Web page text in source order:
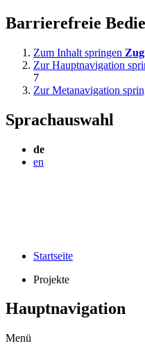
Barrierefreie
Zum Inhalt springen
Zur Hauptnavigation
7
Zur Metanavigation
Sprachauswahl
de
en
Startseite
Projekte
Hauptnavigation
Menü